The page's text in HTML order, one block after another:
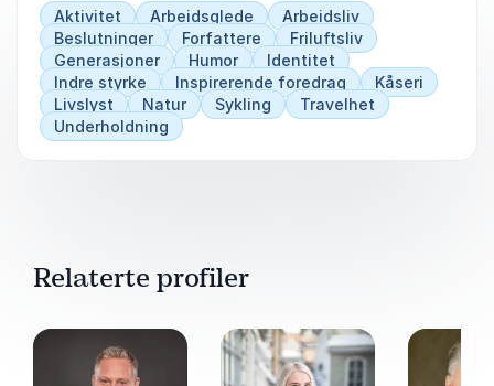
Aktivitet Arbeidsglede
Arbeidsliv
Beslutninger
Forfattere
Friluftsliv
Generasjoner
Humor
Identitet
Indre styrke
Inspirerende foredrag
Kåseri
Livslyst
Natur Sykling
Travelhet
Underholdning
Relaterte profiler